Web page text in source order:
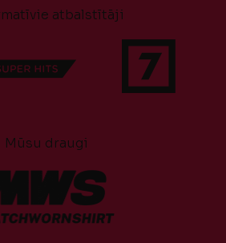
atbalstītāji
Mūsu draugi